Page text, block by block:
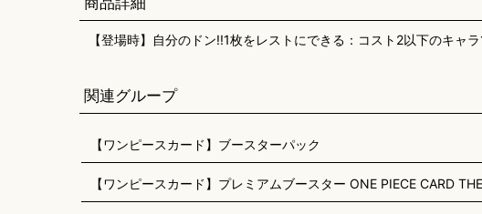
【登場時】自分のドン!!1枚をレストにできる：コスト2以下のキャ
関連グループ
【ワンピースカード】ブースターパック
【ワンピースカード】プレミアムブースター ONE PIECE CARD